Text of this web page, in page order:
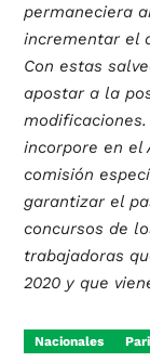
permaneciera
incrementar el
Con estas
apostar a la
incorpore en el
comisión
garantizar el
concursos de
trabajadoras
2020 y que
Nacionales